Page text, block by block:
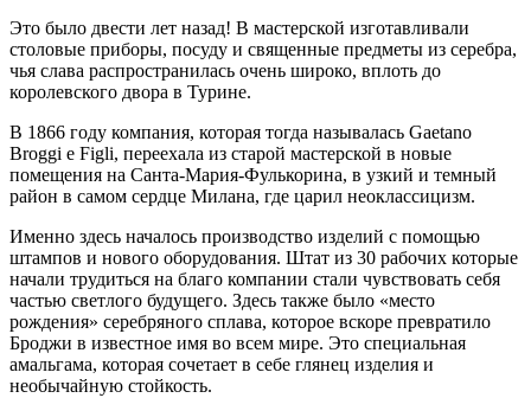
Это было двести лет назад! В мастерской изготавливали
столовые приборы, посуду и священные предметы из серебра,
чья слава распространилась очень широко, вплоть до
королевского двора в Турине.
В 1866 году компания, которая тогда называлась Gaetano
Broggi e Figli, переехала из старой мастерской в новые
помещения на Санта-Мария-Фулькорина, в узкий и темный
район в самом сердце Милана, где царил неоклассицизм.
Именно здесь началось производство изделий с помощью
штампов и нового оборудования. Штат из 30 рабочих которые
начали трудиться на благо компании стали чувствовать себя
частью светлого будущего. Здесь также было «место
рождения» серебряного сплава, которое вскоре превратило
Броджи в известное имя во всем мире. Это специальная
амальгама, которая сочетает в себе глянец изделия и
необычайную стойкость.